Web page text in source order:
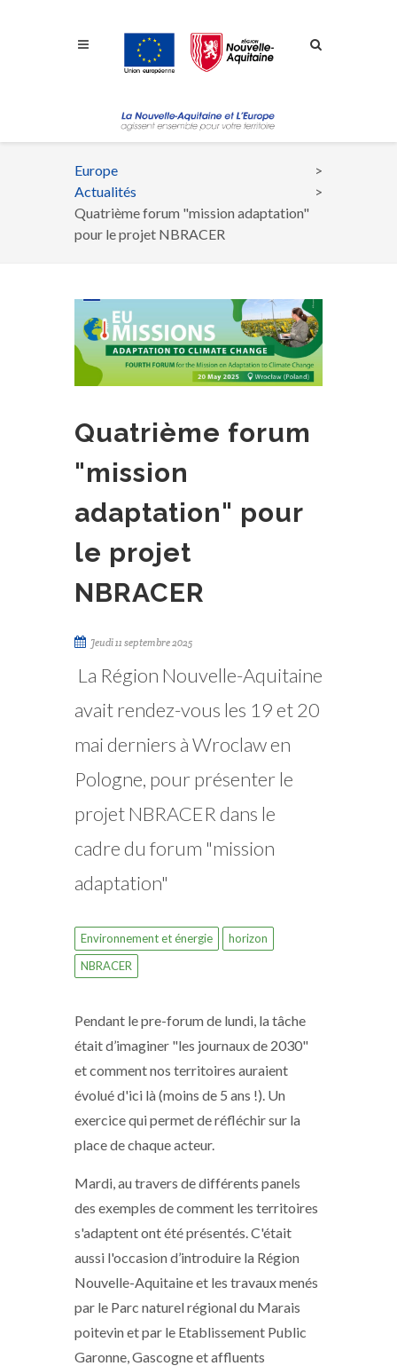
Fil
d'Ariane
Europe
Actualités
Quatrième forum "mission adaptation"
pour le projet NBRACER
Quatrième forum
"mission
adaptation" pour
le projet
NBRACER
Jeudi 11 septembre 2025
La Région Nouvelle-Aquitaine
avait rendez-vous les 19 et 20
mai derniers à Wroclaw en
Pologne, pour présenter le
projet NBRACER dans le
cadre du forum "mission
adaptation"
Environnement et énergie
horizon
NBRACER
Pendant le pre-forum de lundi, la tâche
était d’imaginer "les journaux de 2030"
et comment nos territoires auraient
évolué d'ici là (moins de 5 ans !). Un
exercice qui permet de réfléchir sur la
place de chaque acteur.
Mardi, au travers de différents panels
des exemples de comment les territoires
s'adaptent ont été présentés. C'était
aussi l'occasion d’introduire la Région
Nouvelle-Aquitaine et les travaux menés
par le Parc naturel régional du Marais
poitevin et par le Etablissement Public
Garonne, Gascogne et affluents